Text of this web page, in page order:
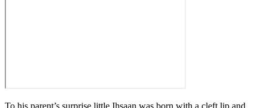
To his parent’s surprise little Ihsaan was born with a cleft lip and